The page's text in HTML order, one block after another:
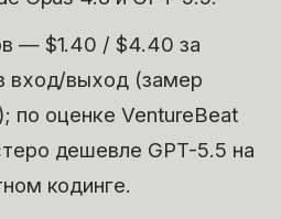
— $1.40 / $4.40 за
вход/выход (замер
по оценке VentureBeat
дешевле GPT-5.5 на
кодинге.